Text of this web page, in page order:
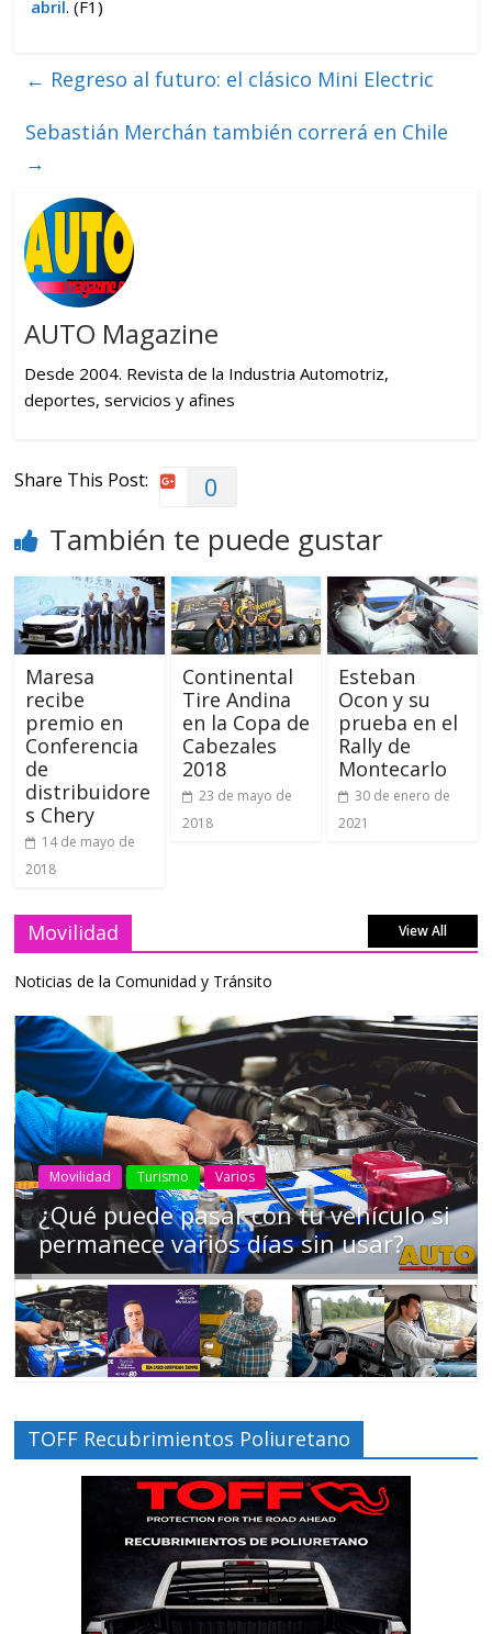
abril. (F1)
← Regreso al futuro: el clásico Mini Electric
Sebastián Merchán también correrá en Chile
→
AUTO Magazine
Desde 2004. Revista de la Industria Automotriz,
deportes, servicios y afines
Share This Post: 0
También te puede gustar
Maresa
recibe
premio en
Conferencia
de
distribuidore
s Chery
14 de mayo de
2018
Continental
Tire Andina
en la Copa de
Cabezales
2018
23 de mayo de
2018
Esteban
Ocon y su
prueba en el
Rally de
Montecarlo
30 de enero de
2021
Movilidad View All
Noticias de la Comunidad y Tránsito
AEADE Industria Motociclismo Motos Movilidad
Campaña busca cambiar destino de
los motociclistas en la región
TOFF Recubrimientos Poliuretano